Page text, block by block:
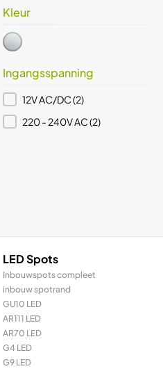
Kleur
Kleur
chroom
Ingangsspanning
Ingangsspanning
12V AC/DC(2)
220 - 240V AC(2)
LED Spots
Inbouwspots compleet
inbouw spotrand
GU10 LED
AR111 LED
AR70 LED
G4 LED
G9 LED